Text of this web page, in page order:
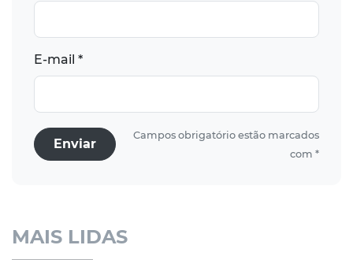
E-mail *
Enviar
Campos obrigatório estão marcados
com *
MAIS LIDAS